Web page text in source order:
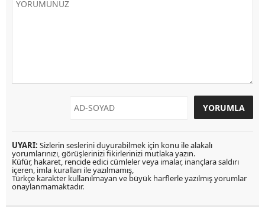
UYARI: Sizlerin seslerini duyurabilmek için konu ile alakalı
yorumlarınızı, görüşlerinizi fikirlerinizi mutlaka yazın.
Küfür, hakaret, rencide edici cümleler veya imalar, inançlara saldırı
içeren, imla kuralları ile yazılmamış,
Türkçe karakter kullanılmayan ve büyük harflerle yazılmış yorumlar
onaylanmamaktadır.